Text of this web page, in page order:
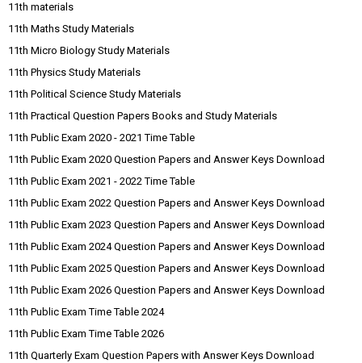
11th materials
11th Maths Study Materials
11th Micro Biology Study Materials
11th Physics Study Materials
11th Political Science Study Materials
11th Practical Question Papers Books and Study Materials
11th Public Exam 2020 - 2021 Time Table
11th Public Exam 2020 Question Papers and Answer Keys Download
11th Public Exam 2021 - 2022 Time Table
11th Public Exam 2022 Question Papers and Answer Keys Download
11th Public Exam 2023 Question Papers and Answer Keys Download
11th Public Exam 2024 Question Papers and Answer Keys Download
11th Public Exam 2025 Question Papers and Answer Keys Download
11th Public Exam 2026 Question Papers and Answer Keys Download
11th Public Exam Time Table 2024
11th Public Exam Time Table 2026
11th Quarterly Exam Question Papers with Answer Keys Download